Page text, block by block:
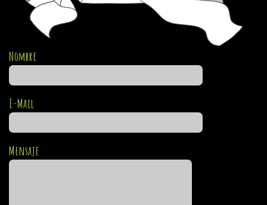
Nombre
E-Mail
Mensaje